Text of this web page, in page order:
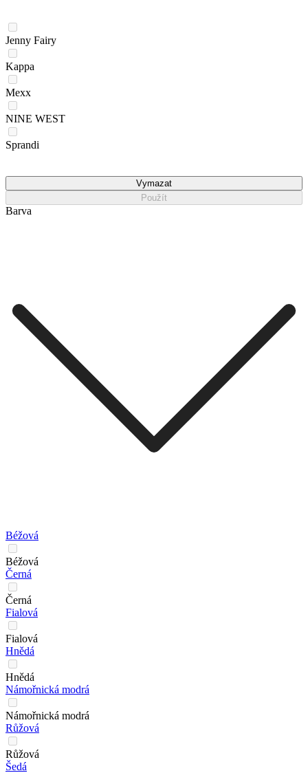
Jenny Fairy
Kappa
Mexx
NINE WEST
Sprandi
Vymazat
Použít
Barva
Béžová
Béžová
Černá
Černá
Fialová
Fialová
Hnědá
Hnědá
Námořnická modrá
Námořnická modrá
Růžová
Růžová
Šedá